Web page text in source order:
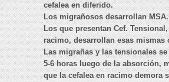
cefalea en diferido.
Los migrañosos desarrollan MSA.
Los que presentan Cef.
racimo, desarrollan esas mismas
Las migrañas y las tensionales
5-6 horas luego de la absorción,
que la cefalea en racimo demora